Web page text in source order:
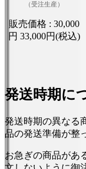
（受注生産）
販売価格 :30,000
円 33,000円(税込)
発送時期に
発送時期の異なる
品の発送準備が整
お急ぎの商品があ